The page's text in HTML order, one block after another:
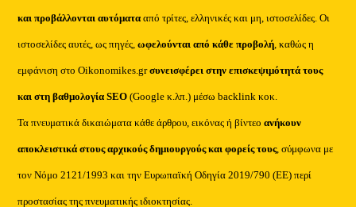
και προβάλλονται αυτόματααπό τρίτες, ελληνικές και μη, ιστοσελίδες. Οι
ιστοσελίδες αυτές, ως πηγές,ωφελούνται από κάθε προβολή, καθώς η
εμφάνιση στο Oikonomikes.grσυνεισφέρει στην επισκεψιμότητά τους
και στη βαθμολογία SEO (Google κ.λπ.) μέσω backlink κοκ.
Τα πνευματικά δικαιώματα κάθε άρθρου, εικόνας ή βίντεοανήκουν
αποκλειστικά στους αρχικούς δημιουργούς και φορείς τους, σύμφωνα με
τον Νόμο 2121/1993 και την Ευρωπαϊκή Οδηγία 2019/790 (ΕΕ) περί
προστασίας της πνευματικής ιδιοκτησίας.